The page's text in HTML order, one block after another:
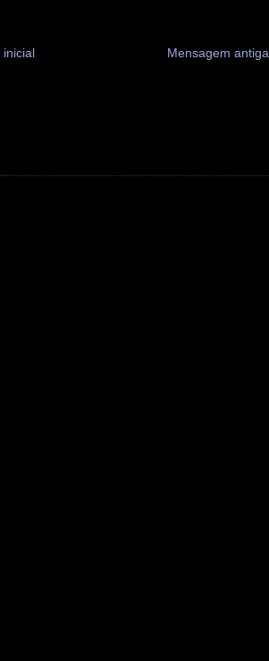
Mensagem antiga
inicial